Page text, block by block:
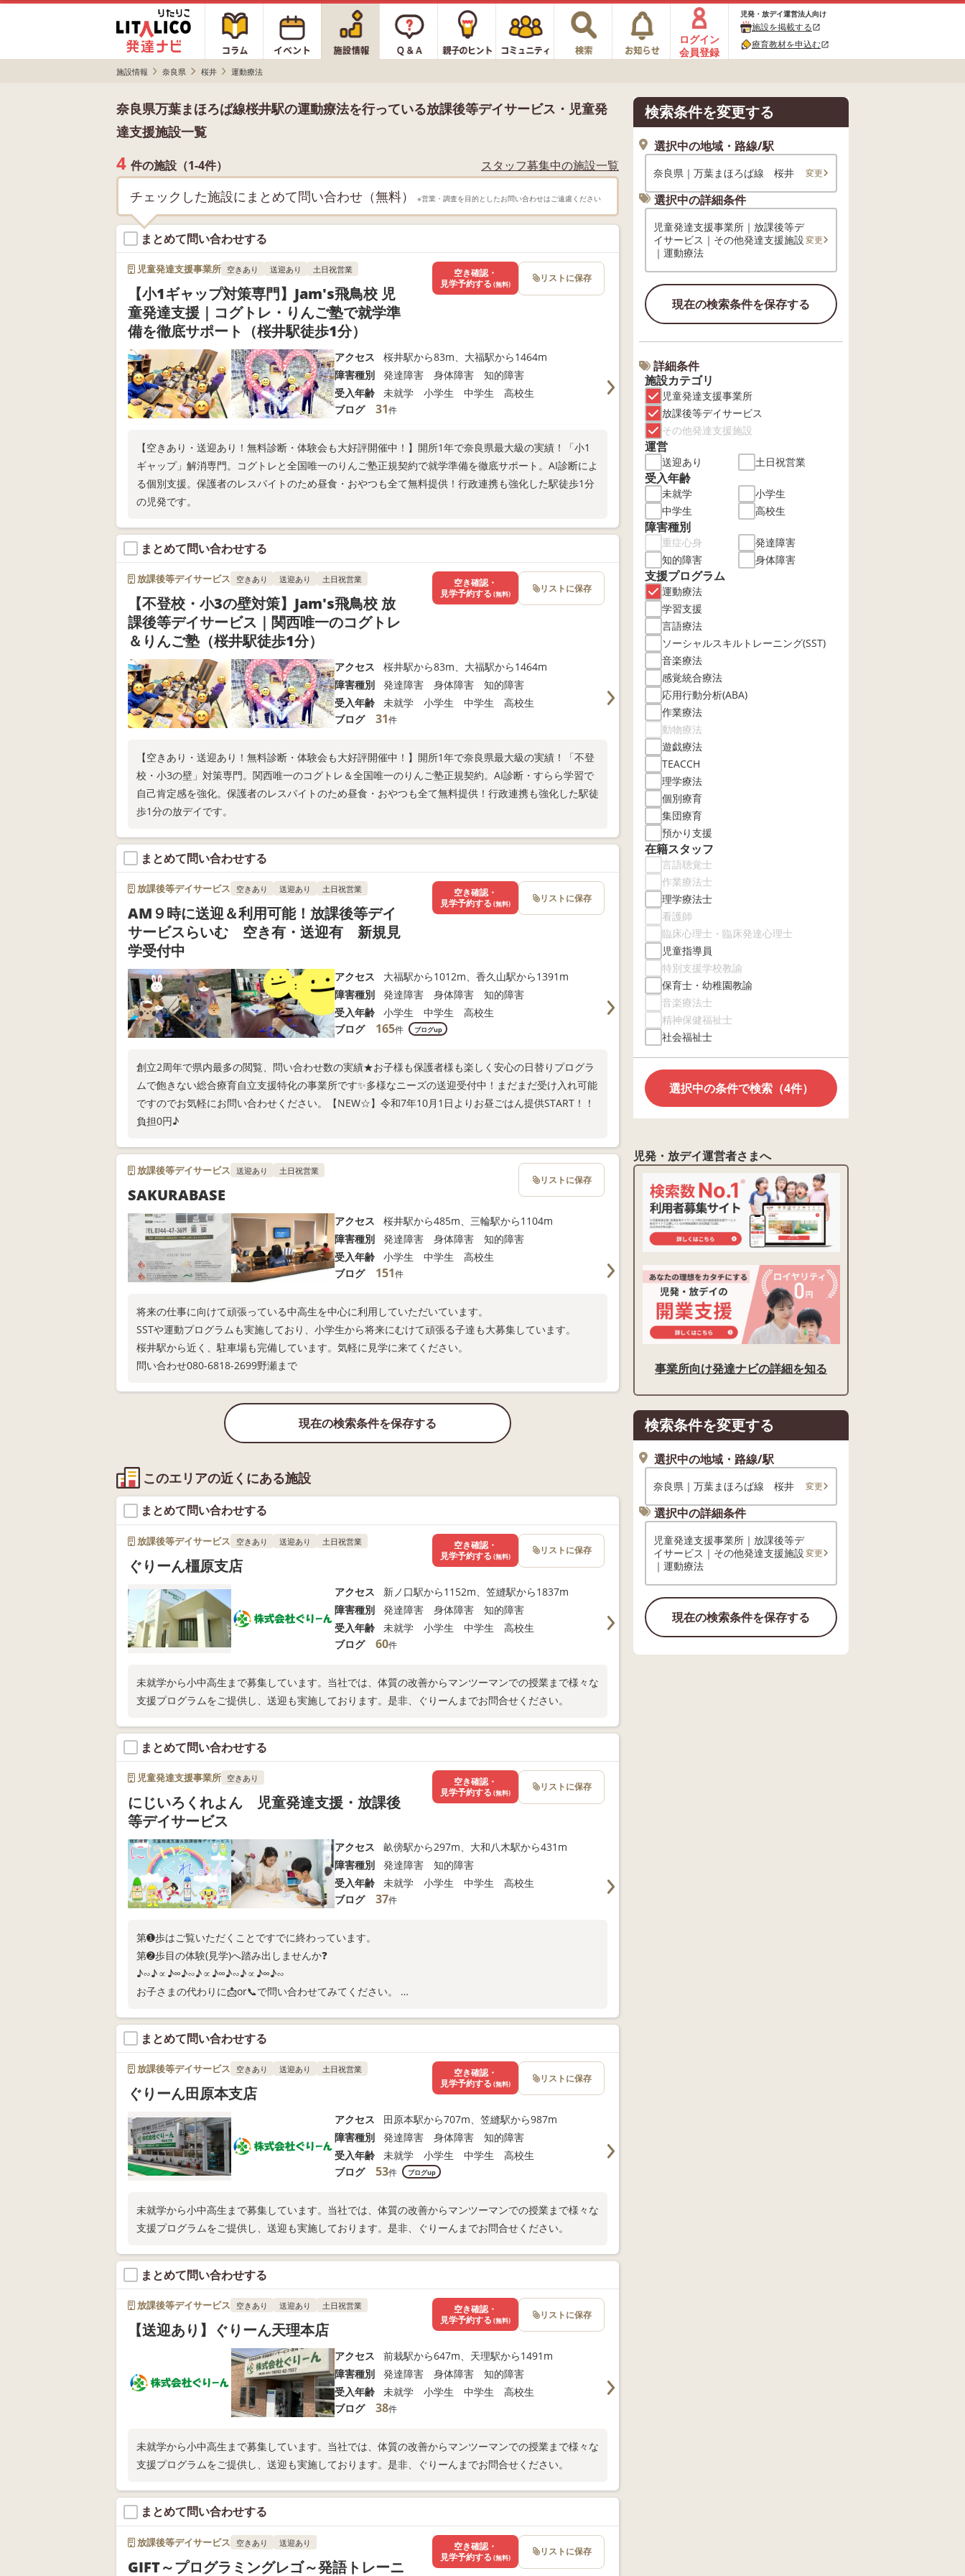
ログイン
会員登録
児発・放デイ運営法人向け
施設を掲載するopen_in_new
療育教材を申込むopen_in_new
施設情報 奈良県 桜井 運動療法
奈良県万葉まほろば線桜井駅の運動療法を行っている放課後等デイサービス・児童発
達支援施設一覧
4 件の施設（1-4件） スタッフ募集中の施設一覧
チェックした施設にまとめて問い合わせ（無料） ※営業・調査を目的としたお問い合わせはご遠慮ください
まとめて問い合わせする
児童発達支援事業所 空きあり 送迎あり 土日祝営業
【小1ギャップ対策専門】Jam's飛鳥校 児
童発達支援｜コグトレ・りんご塾で就学準
備を徹底サポート（桜井駅徒歩1分）
アクセス
桜井駅から83m、大福駅から1464m
障害種別
発達障害 身体障害 知的障害
受入年齢
未就学 小学生 中学生 高校生
ブログ
31件
【空きあり・送迎あり！無料診断・体験会も大好評開催中！】開所1年で奈良県最大級の実績！「小1
ギャップ」解消専門。コグトレと全国唯一のりんご塾正規契約で就学準備を徹底サポート。AI診断によ
る個別支援。保護者のレスパイトのため昼食・おやつも全て無料提供！行政連携も強化した駅徒歩1分
の児発です。
空き確認・
見学予約する (無料) リストに保存
まとめて問い合わせする
放課後等デイサービス 空きあり 送迎あり 土日祝営業
【不登校・小3の壁対策】Jam's飛鳥校 放
課後等デイサービス｜関西唯一のコグトレ
＆りんご塾（桜井駅徒歩1分）
アクセス
桜井駅から83m、大福駅から1464m
障害種別
発達障害 身体障害 知的障害
受入年齢
未就学 小学生 中学生 高校生
ブログ
31件
【空きあり・送迎あり！無料診断・体験会も大好評開催中！】開所1年で奈良県最大級の実績！「不登
校・小3の壁」対策専門。関西唯一のコグトレ＆全国唯一のりんご塾正規契約。AI診断・すらら学習で
自己肯定感を強化。保護者のレスパイトのため昼食・おやつも全て無料提供！行政連携も強化した駅徒
歩1分の放デイです。
空き確認・
見学予約する (無料) リストに保存
まとめて問い合わせする
放課後等デイサービス 空きあり 送迎あり 土日祝営業
AM９時に送迎＆利用可能！放課後等デイ
サービスらいむ 空き有・送迎有 新規見
学受付中
アクセス
大福駅から1012m、香久山駅から1391m
障害種別
発達障害 身体障害 知的障害
受入年齢
小学生 中学生 高校生
ブログ
165件 ブログup
創立2周年で県内最多の閲覧、問い合わせ数の実績★お子様も保護者様も楽しく安心の日替りプログラ
ムで飽きない総合療育自立支援特化の事業所です✨多様なニーズの送迎受付中！まだまだ受け入れ可能
ですのでお気軽にお問い合わせください。【NEW☆】令和7年10月1日よりお昼ごはん提供START！！
負担0円♪
空き確認・
見学予約する (無料) リストに保存
放課後等デイサービス 送迎あり 土日祝営業
SAKURABASE
アクセス
桜井駅から485m、三輪駅から1104m
障害種別
発達障害 身体障害 知的障害
受入年齢
小学生 中学生 高校生
ブログ
151件
将来の仕事に向けて頑張っている中高生を中心に利用していただいています。
SSTや運動プログラムも実施しており、小学生から将来にむけて頑張る子達も大募集しています。
桜井駅から近く、駐車場も完備しています。気軽に見学に来てください。
問い合わせ080-6818‐2699野瀬まで
リストに保存
現在の検索条件を保存する
このエリアの近くにある施設
まとめて問い合わせする
放課後等デイサービス 空きあり 送迎あり 土日祝営業
ぐりーん橿原支店
アクセス
新ノ口駅から1152m、笠縫駅から1837m
障害種別
発達障害 身体障害 知的障害
受入年齢
未就学 小学生 中学生 高校生
ブログ
60件
未就学から小中高生まで募集しています。当社では、体質の改善からマンツーマンでの授業まで様々な
支援プログラムをご提供し、送迎も実施しております。是非、ぐりーんまでお問合せください。
空き確認・
見学予約する (無料) リストに保存
まとめて問い合わせする
児童発達支援事業所 空きあり
にじいろくれよん 児童発達支援・放課後
等デイサービス
アクセス
畝傍駅から297m、大和八木駅から431m
障害種別
発達障害 知的障害
受入年齢
未就学 小学生 中学生 高校生
ブログ
37件
第➊歩はご覧いただくことですでに終わっています。
第➋歩目の体験(見学)へ踏み出しませんか❓
♪∽♪∝♪∞♪∽♪∝♪∞♪∽♪∝♪∞♪∽
お子さまの代わりに📩or📞で問い合わせてみてください。
ません😁
空き確認・
見学予約する (無料) リストに保存
まとめて問い合わせする
放課後等デイサービス 空きあり 送迎あり 土日祝営業
ぐりーん田原本支店
アクセス
田原本駅から707m、笠縫駅から987m
障害種別
発達障害 身体障害 知的障害
受入年齢
未就学 小学生 中学生 高校生
ブログ
53件 ブログup
未就学から小中高生まで募集しています。当社では、体質の改善からマンツーマンでの授業まで様々な
支援プログラムをご提供し、送迎も実施しております。是非、ぐりーんまでお問合せください。
空き確認・
見学予約する (無料) リストに保存
まとめて問い合わせする
放課後等デイサービス 空きあり 送迎あり 土日祝営業
【送迎あり】ぐりーん天理本店
アクセス
前栽駅から647m、天理駅から1491m
障害種別
発達障害 身体障害 知的障害
受入年齢
未就学 小学生 中学生 高校生
ブログ
38件
未就学から小中高生まで募集しています。当社では、体質の改善からマンツーマンでの授業まで様々な
支援プログラムをご提供し、送迎も実施しております。是非、ぐりーんまでお問合せください。
空き確認・
見学予約する (無料) リストに保存
まとめて問い合わせする
放課後等デイサービス 空きあり 送迎あり
GIFT～プログラミングレゴ～発語トレーニ
空き確認・
見学予約する (無料) リストに保存
検索条件を変更する
選択中の地域・路線/駅
奈良県｜万葉まほろば線 桜井 変更
選択中の詳細条件
児童発達支援事業所｜放課後等デ
イサービス｜その他発達支援施設
｜運動療法
変更
現在の検索条件を保存する
詳細条件
施設カテゴリ
児童発達支援事業所
放課後等デイサービス
その他発達支援施設
運営
送迎あり 土日祝営業
受入年齢
未就学
小学生
中学生
高校生
障害種別
重症心身
発達障害
知的障害
身体障害
支援プログラム
運動療法
学習支援
言語療法
ソーシャルスキルトレーニング(SST)
音楽療法
感覚統合療法
応用行動分析(ABA)
作業療法
動物療法
遊戯療法
TEACCH
理学療法
個別療育
集団療育
預かり支援
在籍スタッフ
言語聴覚士
作業療法士
理学療法士
看護師
臨床心理士・臨床発達心理士
児童指導員
特別支援学校教諭
保育士・幼稚園教諭
音楽療法士
精神保健福祉士
社会福祉士
選択中の条件で検索（4件）
児発・放デイ運営者さまへ
事業所向け発達ナビの詳細を知る
検索条件を変更する
選択中の地域・路線/駅
奈良県｜万葉まほろば線 桜井 変更
選択中の詳細条件
児童発達支援事業所｜放課後等デ
イサービス｜その他発達支援施設
｜運動療法
変更
現在の検索条件を保存する